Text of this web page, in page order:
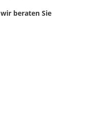
wir beraten Sie